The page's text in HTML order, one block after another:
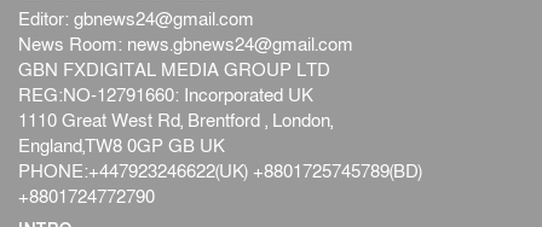
Editor: gbnews24@gmail.com
News Room: news.gbnews24@gmail.com
GBN FXDIGITAL MEDIA GROUP LTD
REG:NO-12791660: Incorporated UK
1110 Great West Rd, Brentford , London,
England,TW8 0GP GB UK
PHONE:+447923246622(UK) +8801725745789(BD)
+8801724772790